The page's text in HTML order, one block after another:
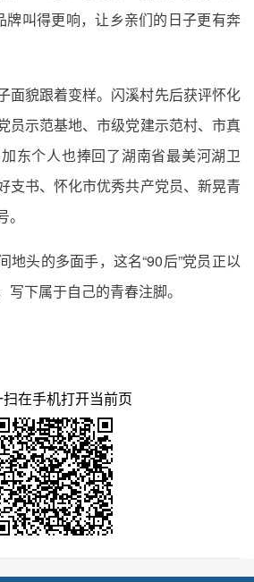
牌叫得更响，让乡亲们的日子更有奔
面貌跟着变样。闪溪村先后获评怀化
员示范基地、市级党建示范村、市真
东个人也捧回了湖南省最美河湖卫
支书、怀化市优秀共产党员、新晃青
地头的多面手，这名“90后”党员正以
下属于自己的青春注脚。
在手机打开当前页